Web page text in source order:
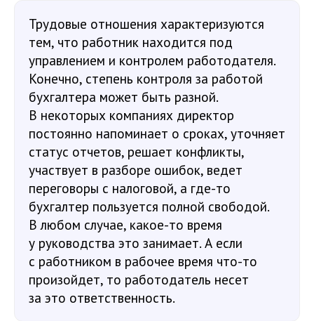
Трудовые отношения характеризуются
тем, что работник находится под
управлением и контролем работодателя.
Конечно, степень контроля за работой
бухгалтера может быть разной.
В некоторых компаниях директор
постоянно напоминает о сроках, уточняет
статус отчетов, решает конфликты,
участвует в разборе ошибок, ведет
переговоры с налоговой, а где-то
бухгалтер пользуется полной свободой.
В любом случае, какое-то время
у руководства это занимает. А если
с работником в рабочее время что-то
произойдет, то работодатель несет
за это ответственность.